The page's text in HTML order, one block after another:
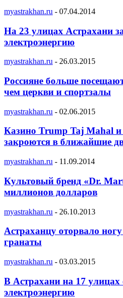
myastrakhan.ru - 07.04.2014
На 23 улицах Астрахани
электроэнергию
myastrakhan.ru - 26.03.2015
Россияне больше
чем церкви и спортзалы
myastrakhan.ru - 02.06.2015
Казино Trump Taj Mahal
закроются в ближайшие
myastrakhan.ru - 11.09.2014
Культовый бренд «Dr.
миллионов долларов
myastrakhan.ru - 26.10.2013
Астраханцу оторвало
гранаты
myastrakhan.ru - 03.03.2015
В Астрахани на 17 улицах
электроэнергию